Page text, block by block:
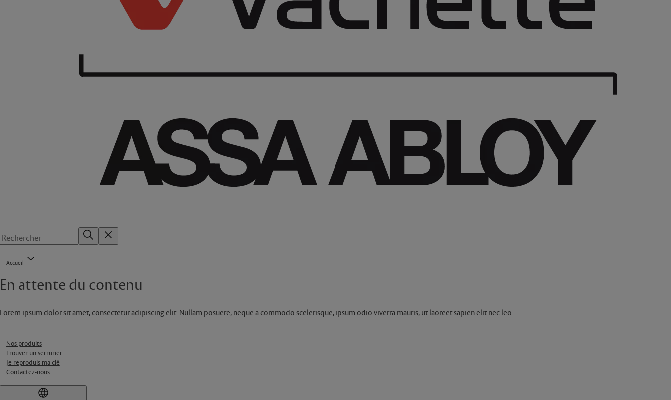
Accueil
En attente du contenu
Lorem ipsum dolor sit amet, consectetur adipiscing elit. Nullam posuere, neque a commodo scelerisque, ipsum odio viverra mauris, ut laoreet sapien elit nec leo.
Nos produits
Trouver un serrurier
Je reproduis ma clé
Contactez-nous